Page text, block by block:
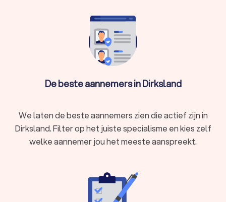
De beste aannemers in Dirksland
We laten de beste aannemers zien die actief zijn in
Dirksland. Filter op het juiste specialisme en kies zelf
welke aannemer jou het meeste aanspreekt.